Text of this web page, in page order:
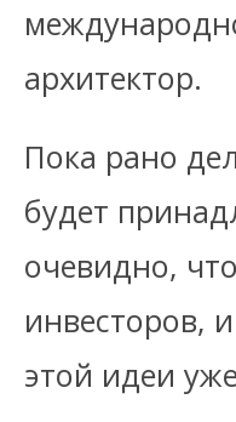
архитектор.
Пока рано
будет
очевидно,
инвесторов,
этой идеи